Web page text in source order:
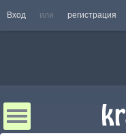
Вход или регистрация